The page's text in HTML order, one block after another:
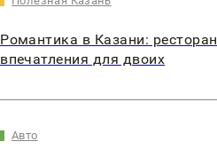
Романтика в Казани:
впечатления для двоих
Авто